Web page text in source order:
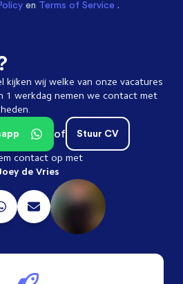
en Terms of Service .
kijken wij welke van onze vacatures
1 werkdag nemen we contact met
Stuur CV
of
contact op met
de Vries